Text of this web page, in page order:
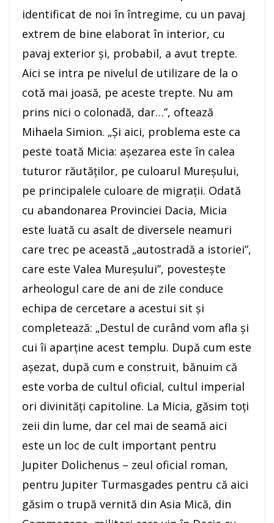
identificat de noi în întregime, cu un pavaj
extrem de bine elaborat în interior, cu
pavaj exterior şi, probabil, a avut trepte.
Aici se intra pe nivelul de utilizare de la o
cotă mai joasă, pe aceste trepte. Nu am
prins nici o colonadă, dar…”, oftează
Mihaela Simion. „Şi aici, problema este ca
peste toată Micia: aşezarea este în calea
tuturor răutăţilor, pe culoarul Mureşului,
pe principalele culoare de migraţii. Odată
cu abandonarea Provinciei Dacia, Micia
este luată cu asalt de diversele neamuri
care trec pe această „autostradă a istoriei”,
care este Valea Mureşului”, povesteşte
arheologul care de ani de zile conduce
echipa de cercetare a acestui sit şi
completează: „Destul de curând vom afla şi
cui îi aparţine acest templu. După cum este
aşezat, după cum e construit, bănuim că
este vorba de cultul oficial, cultul imperial
ori divinităţi capitoline. La Micia, găsim toţi
zeii din lume, dar cel mai de seamă aici
este un loc de cult important pentru
Jupiter Dolichenus – zeul oficial roman,
pentru Jupiter Turmasgades pentru că aici
găsim o trupă vernită din Asia Mică, din